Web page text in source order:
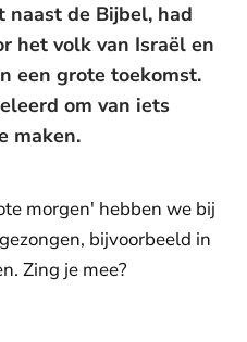
naast de Bijbel, had
het volk van Israël en
een grote toekomst.
om van iets
maken.
morgen' hebben we bij
bijvoorbeeld in
Zing je mee?
video vereist jouw